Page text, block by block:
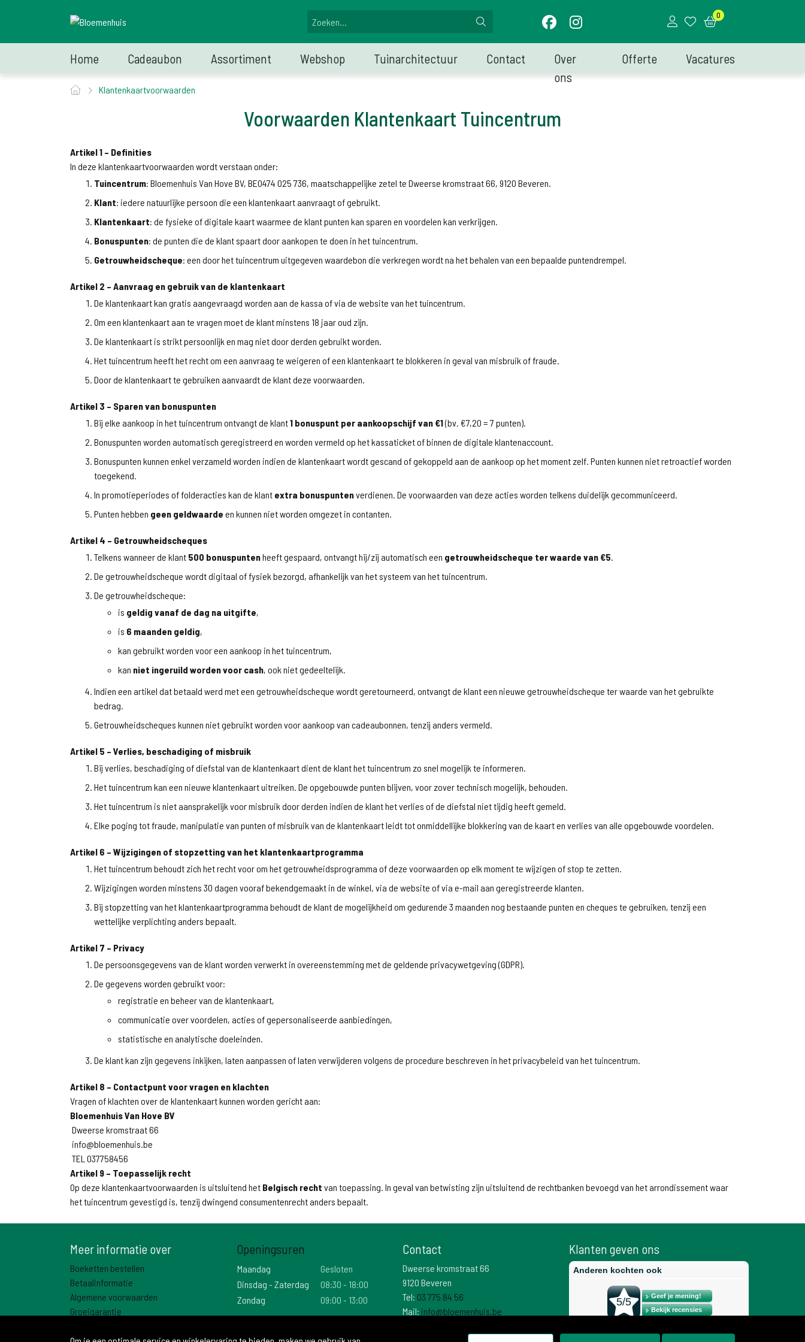
0
Home Cadeaubon Assortiment Webshop Tuinarchitectuur Contact
Over
ons
Offerte Vacatures
Klantenkaartvoorwaarden
Voorwaarden Klantenkaart Tuincentrum
Artikel 1 – Definities
In deze klantenkaartvoorwaarden wordt verstaan onder:
Tuincentrum: Bloemenhuis Van Hove BV, BE0474 025 736, maatschappelijke zetel te Dweerse kromstraat 66, 9120 Beveren.
Klant: iedere natuurlijke persoon die een klantenkaart aanvraagt of gebruikt.
Klantenkaart: de fysieke of digitale kaart waarmee de klant punten kan sparen en voordelen kan verkrijgen.
Bonuspunten: de punten die de klant spaart door aankopen te doen in het tuincentrum.
Getrouwheidscheque: een door het tuincentrum uitgegeven waardebon die verkregen wordt na het behalen van een bepaalde puntendrempel.
Artikel 2 – Aanvraag en gebruik van de klantenkaart
De klantenkaart kan gratis aangevraagd worden aan de kassa of via de website van het tuincentrum.
Om een klantenkaart aan te vragen moet de klant minstens 18 jaar oud zijn.
De klantenkaart is strikt persoonlijk en mag niet door derden gebruikt worden.
Het tuincentrum heeft het recht om een aanvraag te weigeren of een klantenkaart te blokkeren in geval van misbruik of fraude.
Door de klantenkaart te gebruiken aanvaardt de klant deze voorwaarden.
Artikel 3 – Sparen van bonuspunten
Bij elke aankoop in het tuincentrum ontvangt de klant1 bonuspunt per aankoopschijf van €1(bv. €7,20 = 7 punten).
Bonuspunten worden automatisch geregistreerd en worden vermeld op het kassaticket of binnen de digitale klantenaccount.
Bonuspunten kunnen enkel verzameld worden indien de klantenkaart wordt gescand of gekoppeld aan de aankoop op het moment zelf. Punten kunnen niet retroactief worden
toegekend.
In promotieperiodes of folderacties kan de klant extra bonuspuntenverdienen. De voorwaarden van deze acties worden telkens duidelijk gecommuniceerd.
Punten hebben geen geldwaarde en kunnen niet worden omgezet in contanten.
Artikel 4 – Getrouwheidscheques
Telkens wanneer de klant 500 bonuspuntenheeft gespaard, ontvangt hij/zij automatisch een getrouwheidscheque ter waarde van €5.
De getrouwheidscheque wordt digitaal of fysiek bezorgd, afhankelijk van het systeem van het tuincentrum.
De getrouwheidscheque:
is geldig vanaf de dag na uitgifte,
is 6 maanden geldig,
kan gebruikt worden voor een aankoop in het tuincentrum,
kan niet ingeruild worden voor cash, ook niet gedeeltelijk.
Indien een artikel dat betaald werd met een getrouwheidscheque wordt geretourneerd, ontvangt de klant een nieuwe getrouwheidscheque ter waarde van het gebruikte
bedrag.
Getrouwheidscheques kunnen niet gebruikt worden voor aankoop van cadeaubonnen, tenzij anders vermeld.
Artikel 5 – Verlies, beschadiging of misbruik
Bij verlies, beschadiging of diefstal van de klantenkaart dient de klant het tuincentrum zo snel mogelijk te informeren.
Het tuincentrum kan een nieuwe klantenkaart uitreiken. De opgebouwde punten blijven, voor zover technisch mogelijk, behouden.
Het tuincentrum is niet aansprakelijk voor misbruik door derden indien de klant het verlies of de diefstal niet tijdig heeft gemeld.
Elke poging tot fraude, manipulatie van punten of misbruik van de klantenkaart leidt tot onmiddellijke blokkering van de kaart en verlies van alle opgebouwde voordelen.
Artikel 6 – Wijzigingen of stopzetting van het klantenkaartprogramma
Het tuincentrum behoudt zich het recht voor om het getrouwheidsprogramma of deze voorwaarden op elk moment te wijzigen of stop te zetten.
Wijzigingen worden minstens 30 dagen vooraf bekendgemaakt in de winkel, via de website of via e-mail aan geregistreerde klanten.
Bij stopzetting van het klantenkaartprogramma behoudt de klant de mogelijkheid om gedurende 3 maanden nog bestaande punten en cheques te gebruiken, tenzij een
wettelijke verplichting anders bepaalt.
Artikel 7 – Privacy
De persoonsgegevens van de klant worden verwerkt in overeenstemming met de geldende privacywetgeving (GDPR).
De gegevens worden gebruikt voor:
registratie en beheer van de klantenkaart,
communicatie over voordelen, acties of gepersonaliseerde aanbiedingen,
statistische en analytische doeleinden.
De klant kan zijn gegevens inkijken, laten aanpassen of laten verwijderen volgens de procedure beschreven in het privacybeleid van het tuincentrum.
Artikel 8 – Contactpunt voor vragen en klachten
Vragen of klachten over de klantenkaart kunnen worden gericht aan:
Bloemenhuis Van Hove BV
Dweerse kromstraat 66
info@bloemenhuis.be
TEL 037758456
Artikel 9 – Toepasselijk recht
Op deze klantenkaartvoorwaarden is uitsluitend het Belgisch recht van toepassing. In geval van betwisting zijn uitsluitend de rechtbanken bevoegd van het arrondissement waar
het tuincentrum gevestigd is, tenzij dwingend consumentenrecht anders bepaalt.
Meer informatie over
Boeketten bestellen
Betaalinformatie
Algemene voorwaarden
Groeigarantie
Openingsuren
Maandag
Gesloten
Dinsdag - Zaterdag
08:30 - 18:00
Zondag
09:00 - 13:00
Contact
Dweerse kromstraat 66
9120 Beveren
Tel: 03 775 84 56
Mail: info@bloemenhuis.be
Klanten geven ons